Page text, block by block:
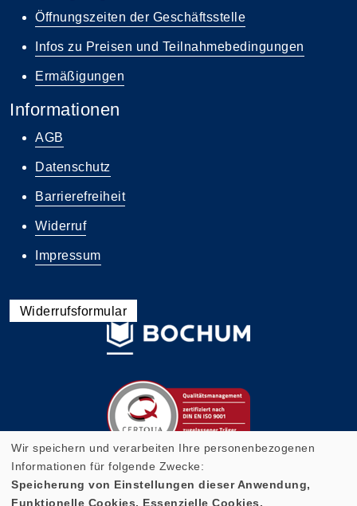
Öffnungszeiten der Geschäftsstelle
Infos zu Preisen und Teilnahmebedingungen
Ermäßigungen
Informationen
AGB
Datenschutz
Barrierefreiheit
Widerruf
Impressum
Widerrufsformular
Wir speichern und verarbeiten Ihre personenbezogenen
Informationen für folgende Zwecke:
Speicherung von Einstellungen dieser Anwendung,
Funktionelle Cookies, Essenzielle Cookies.